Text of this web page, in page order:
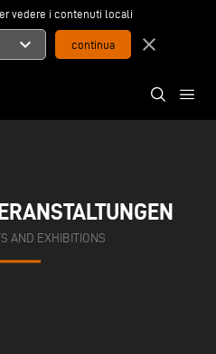
vedere i contenuti locali
expand_more close
AND EXHIBITIONS